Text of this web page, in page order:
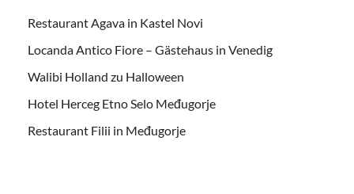
Restaurant Agava in Kastel Novi
Locanda Antico Fiore – Gästehaus in Venedig
Walibi Holland zu Halloween
Hotel Herceg Etno Selo Međugorje
Restaurant Filii in Međugorje